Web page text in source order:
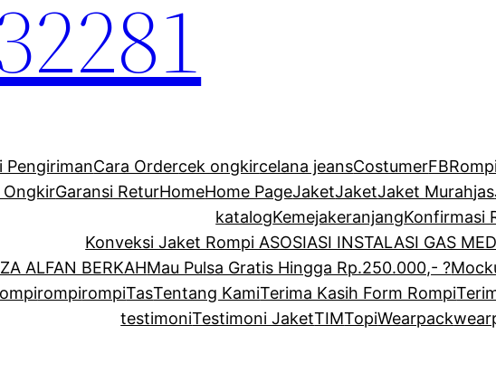
PengirimanCara Ordercek ongkircelana jeansCostumer
OngkirGaransi ReturHomeHome PageJaketJaketJaket Murahjas
katalogKemejakeranjangKonfirmasi
Konveksi Jaket Rompi ASOSIASI INSTALASI GAS
ALFAN BERKAHMau Pulsa Gratis Hingga Rp.250.000,- ?
rompirompiTasTentang KamiTerima Kasih Form Rompi
testimoniTestimoni JaketTIMTopiWearpack